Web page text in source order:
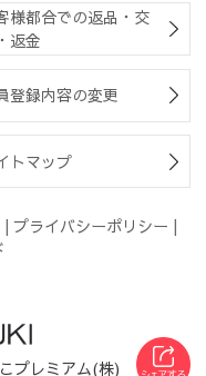
様都合での返品・交
返金
登録内容の変更
トマップ
| プライバシーポリシー |
プレミアム(株)